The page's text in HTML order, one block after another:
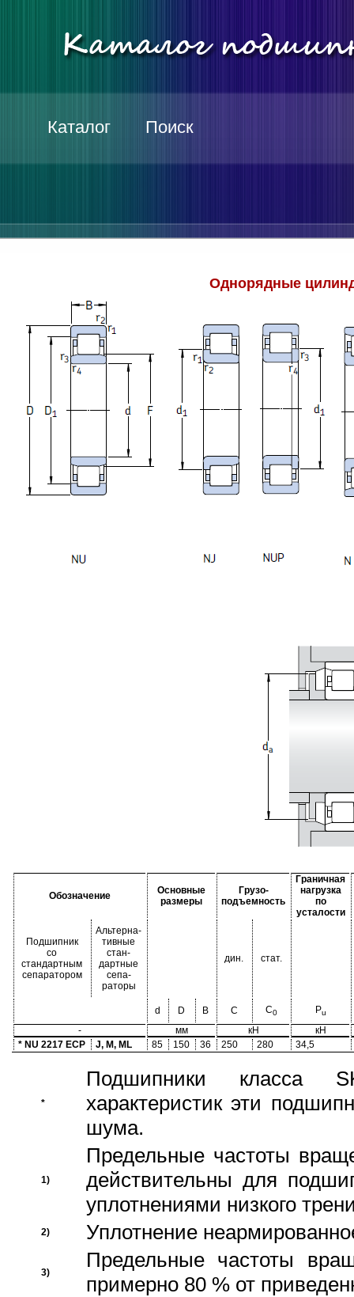
Каталог Поиск
Однорядные
Обозначение
Основные
размеры
Грузо-
подъемность
Граничная
нагрузка
по
усталости
Подшипник
со
стандартным
сепаратором
Альтерна-
тивные
стан-
дартные
сепа-
раторы
дин. стат.
d D B C C0 Pu
- мм кН
кН
* NU 2217 ECP
J, M, ML 85 150 36 250 280 34,5
*
Подшипники класса
характеристик эти
шума.
1)
Предельные частоты
действительны для
уплотнениями низкого
2) Уплотнение
3)
Предельные частоты
примерно 80 % от